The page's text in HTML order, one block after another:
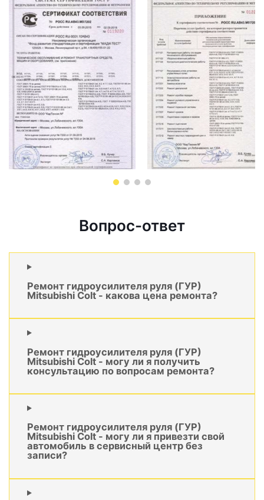
Вопрос-ответ
Ремонт гидроусилителя руля (ГУР)
Mitsubishi Colt - какова цена ремонта?
Ремонт гидроусилителя руля (ГУР)
Mitsubishi Colt - могу ли я получить
консультацию по вопросам ремонта?
Ремонт гидроусилителя руля (ГУР)
Mitsubishi Colt - могу ли я привезти свой
автомобиль в сервисный центр без
записи?